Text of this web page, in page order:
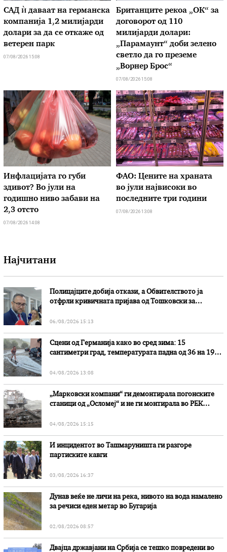
САД ѝ даваат на германска
компанија 1,2 милијарди
долари за да се откаже од
ветерен парк
07/08/2026 15:08
Британците рекоа „ОК“ за
договорот од 110
милијарди долари:
„Парамаунт“ доби зелено
светло да го преземе
„Ворнер Брос“
07/08/2026 15:08
Инфлацијата го губи
здивот? Во јули на
годишно ниво забави на
2,3 отсто
07/08/2026 14:08
ФАО: Цените на храната
во јули највисоки во
последните три години
07/08/2026 13:08
Најчитани
Полицајците добија откази, а Обвителството ја
отфрли кривичната пријава од Тошковски за
06/08/2026 15:13
Сцени од Германија како во сред зима: 15
сантиметри град, температурата падна од 36 на 19
04/08/2026 13:08
„Марковски компани“ ги демонтирала погонските
станици од „Осломеј“ и не ги монтирала во РЕК
04/08/2026 15:15
И инцидентот во Ташмаруништa ги разгоре
партиските кавги
03/08/2026 16:37
Дунав веќе не личи на река, нивото на вода намалено
за речиси еден метар во Бугарија
02/08/2026 08:57
Двајца државјани на Србија се тешко повредени во